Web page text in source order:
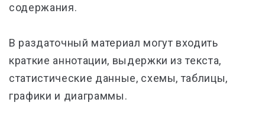
содержания.
В раздаточный материал могут входить
краткие аннотации, выдержки из текста,
статистические данные, схемы, таблицы,
графики и диаграммы.